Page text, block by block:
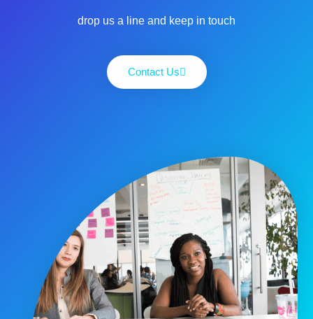
drop us a line and keep in touch
Contact Us